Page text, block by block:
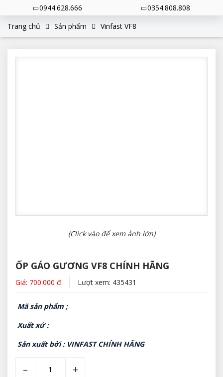
0944.628.666
0354.808.808
Trang chủ
Sản phẩm Vinfast VF8
(Click vào để xem ảnh lớn)
ỐP GÁO GƯƠNG VF8 CHÍNH HÃNG
Giá: 700.000 đ Lượt xem: 435431
Mã sản phẩm ;
Xuất xứ :
Sản xuất bởi : VINFAST CHÍNH HÃNG
– +